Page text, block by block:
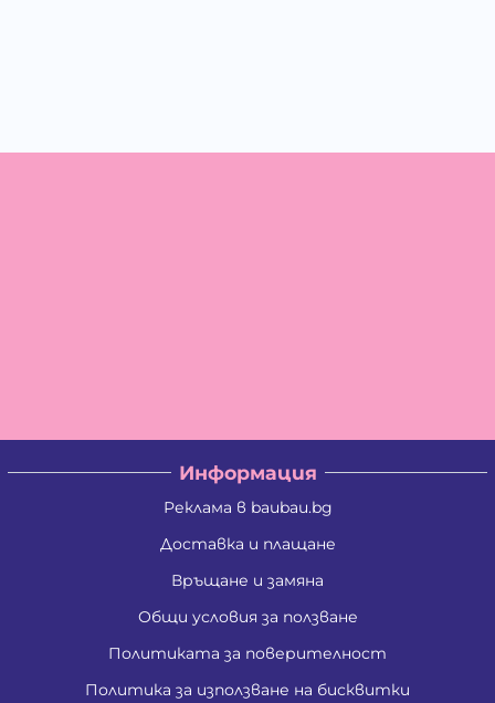
Информация
Реклама в baubau.bg
Доставка и плащане
Връщане и замяна
Общи условия за ползване
Политиката за поверителност
Политика за използване на бисквитки